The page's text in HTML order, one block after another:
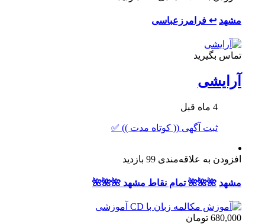
مشهد ↩ فرامرزعباسی
تماس بگیرید
آرایشی
4 ماه قبل
ثبت آگهی (( کوتاه مدت )) ✅
افزودن به علاقه‌مندی 99 بازدید
مشهد 🌺🌺🌺 تمام نقاط مشهد 🌺🌺🌺
680,000 تومان